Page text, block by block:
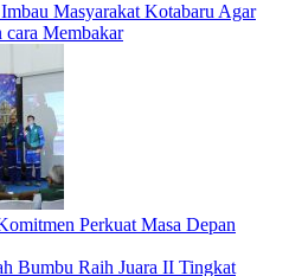
Masyarakat Kotabaru Agar
Membakar
Perkuat Masa Depan